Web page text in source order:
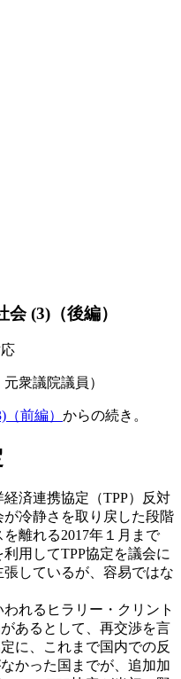
(3)（後編）
衆議院議員）
前編） からの続き。
済連携協定（TPP）反対
冷静さを取り戻した段階
離れる2017年１月まで
用してTPP協定を議会に
張しているが、容易ではな
れるヒラリー・クリント
あるとして、再交渉を言
に、これまで国内での反
かった国までが、追加加